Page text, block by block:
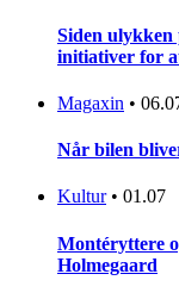
Siden ulykken
initiativer for
Magaxin •
Når bilen
Kultur • 01.07
Montéryttere
Holmegaard